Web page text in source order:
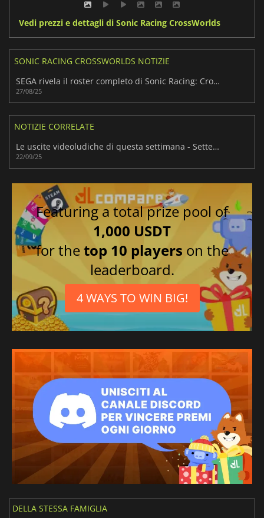
Vedi prezzi e dettagli di Sonic Racing CrossWorlds
SONIC RACING CROSSWORLDS NOTIZIE
SEGA rivela il roster completo di Sonic Racing: CrossWorlds con sorprese
27/08/25
NOTIZIE CORRELATE
Le uscite videoludiche di questa settimana - Settembre 2025 (Settimana 39)
22/09/25
Featuring a total prize pool of
1,000 USDT
for thetop 10 players on the
leaderboard.
4 WAYS TO WIN BIG!
DELLA STESSA FAMIGLIA